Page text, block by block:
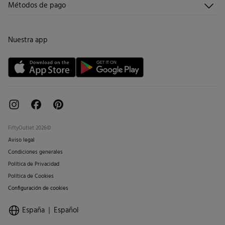
Promociones vigentes
Condiciones tarjeta abono
Tarjeta regalo online
Trabaja con nosotros
Métodos de pago
Nuestra app
FiftyOutlet 2026©
Aviso legal
Condiciones generales
Política de Privacidad
Política de Cookies
Configuración de cookies
España Español